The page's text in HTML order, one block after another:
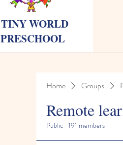
TINY WORLD
PRESCHOOL
Home Groups
Remote
Public · 191 members